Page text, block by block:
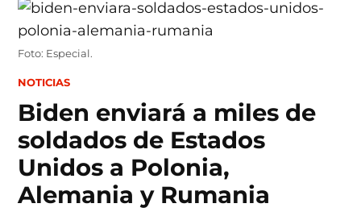
content
Foto: Especial.
POSTED
NOTICIAS
Biden enviará a miles de
soldados de Estados
Unidos a Polonia,
Alemania y Rumania